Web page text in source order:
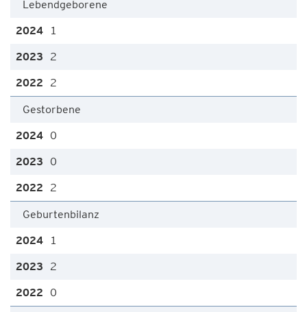
Lebendgeborene
1
2
2
Gestorbene
0
0
2
Geburtenbilanz
1
2
0